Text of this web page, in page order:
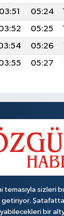
03:51 05:24
05:25
05:26
05:27
temasıyla sizleri
bir